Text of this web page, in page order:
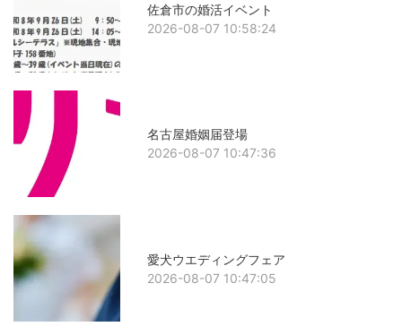
佐倉市の婚活イベント
2026-08-07 10:58:24
名古屋婚姻届登場
2026-08-07 10:47:36
愛犬ウエディングフェア
2026-08-07 10:47:05